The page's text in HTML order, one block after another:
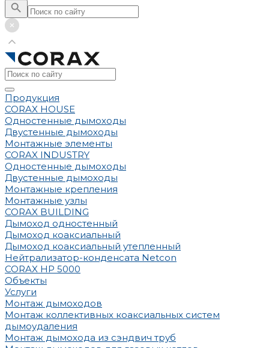
Продукция
CORAX HOUSE
Одностенные дымоходы
Двустенные дымоходы
Монтажные элементы
CORAX INDUSTRY
Одностенные дымоходы
Двустенные дымоходы
Монтажные крепления
Монтажные узлы
CORAX BUILDING
Дымоход одностенный
Дымоход коаксиальный
Дымоход коаксиальный утепленный
Нейтрализатор-конденсата Netcon
CORAX HP 5000
Объекты
Услуги
Монтаж дымоходов
Монтаж коллективных коаксиальных систем
дымоудаления
Монтаж дымохода из сэндвич труб